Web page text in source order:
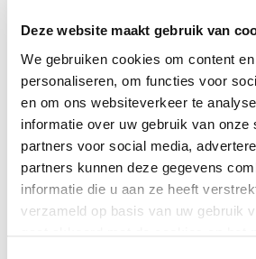
Deze website maakt gebruik van
We gebruiken cookies om content
personaliseren, om functies voor
en om ons websiteverkeer te
informatie over uw gebruik van onze
partners voor social media,
partners kunnen deze gegevens
informatie die u aan ze heeft
verzameld op basis van uw gebruik
provinciehoofdstad.
Johan, Volkje en de kinderen:
huizen
Levensecht kijken ze voor zich uit, de in